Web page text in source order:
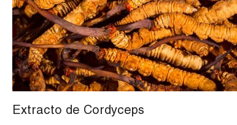
Extracto de Cordyceps